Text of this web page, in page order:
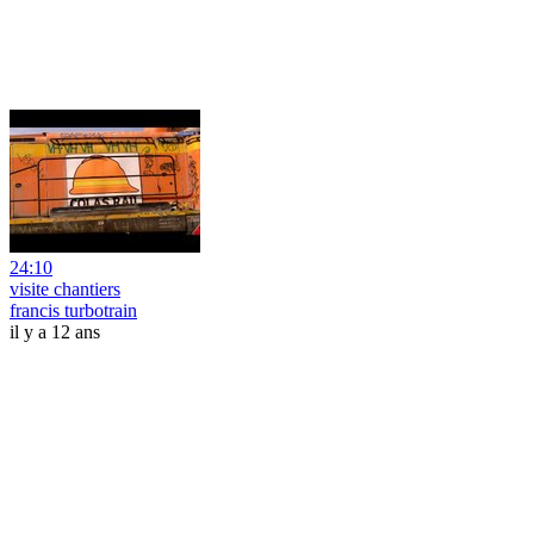
24:10
visite chantiers
francis turbotrain
il y a 12 ans